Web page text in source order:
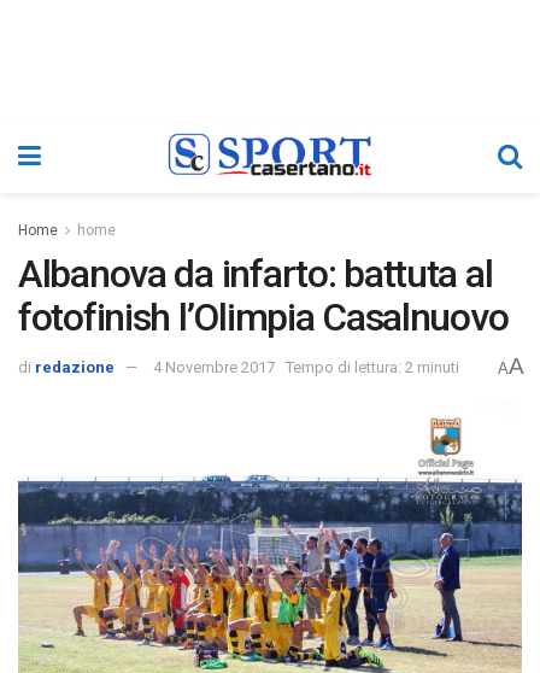
Home home
Albanova da infarto: battuta al
fotofinish l’Olimpia Casalnuovo
di redazione 4 Novembre 2017 Tempo di lettura: 2 minuti AA